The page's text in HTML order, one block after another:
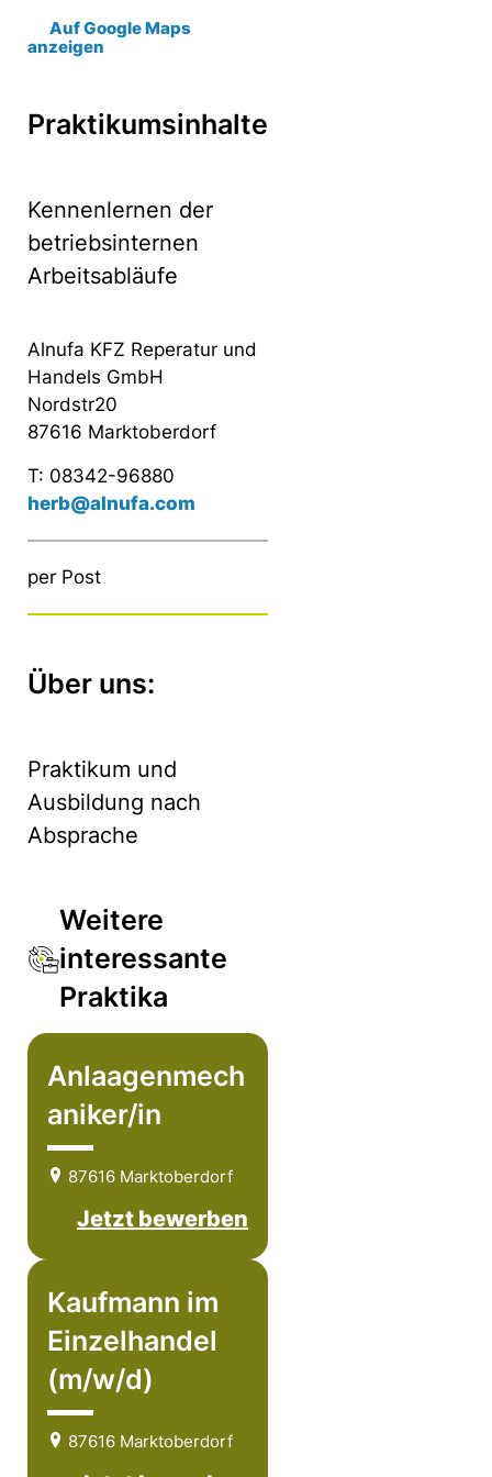
Auf Google Maps
anzeigen
Praktikumsinhalte
Kennenlernen der
betriebsinternen
Arbeitsabläufe
Alnufa KFZ Reperatur und
Handels GmbH
Nordstr20
87616 Marktoberdorf
T: 08342-96880
herb@alnufa.com
per Post
Über uns:
Praktikum und
Ausbildung nach
Absprache
Weitere
interessante
Praktika
Anlaagenmech
aniker/in
87616 Marktoberdorf
Jetzt bewerben
Kaufmann im
Einzelhandel
(m/w/d)
87616 Marktoberdorf